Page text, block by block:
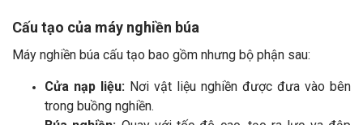
Cấu tạo của máy nghiền búa
Máy nghiền búa cấu tạo bao gồm nhưng bộ phận sau:
Cửa nạp liệu: Nơi vật liệu nghiền được đưa vào bên
trong buồng nghiền.